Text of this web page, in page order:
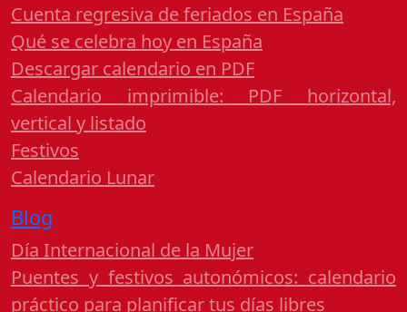
Cuenta regresiva de feriados en España
Qué se celebra hoy en España
Descargar calendario en PDF
Calendario imprimible: PDF horizontal,
vertical y listado
Festivos
Calendario Lunar
Blog
Día Internacional de la Mujer
Puentes y festivos autonómicos: calendario
práctico para planificar tus días libres